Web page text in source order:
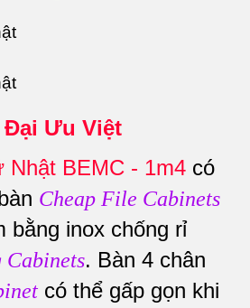
Đại Ưu Việt
Nhật BEMC - 1m4 có
Cheap File Cabinets
bằng inox chống rỉ
. Bàn 4 chân
có thể gấp gọn khi